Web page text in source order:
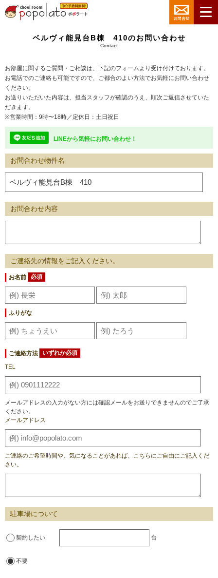
ベルヴィ能見台B棟 410のお問い合わせ
Contact
お部屋に関するご質問・ご相談は、下記のフォームより受け付けております。
お電話でのご連絡も可能ですので、ご都合のよい方法でお気軽にお問い合わせ
ください。
お送りいただいた内容は、担当スタッフが確認のうえ、順次ご返信させていた
だきます。
※営業時間：9時〜18時／定休日：土日祝日
LINEから気軽にお問い合わせ！
お問合わせ物件名
お問合わせ内容
ご連絡先の情報をご記入ください。
お名前 必須
ふりがな
ご連絡方法
いずれか必須
TEL
メールアドレスの入力がない方には確認メールをお送りできませんのでご了承
ください。
メールアドレス
ご連絡のご希望時間や、気になることがあれば、こちらにご自由にご記入くだ
さい。
駐車場について
契約したい 台
不要